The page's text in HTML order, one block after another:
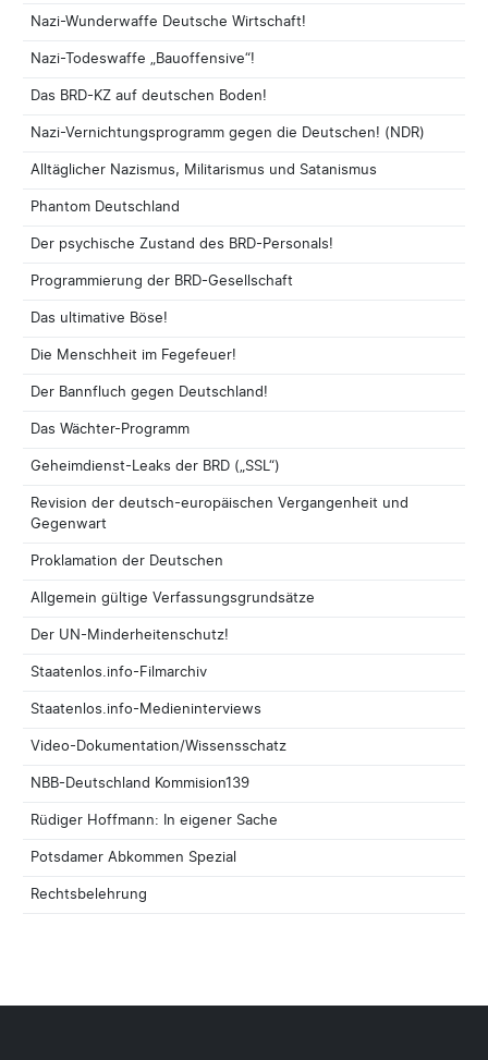
Nazi-Wunderwaffe Deutsche Wirtschaft!
Nazi-Todeswaffe „Bauoffensive“!
Das BRD-KZ auf deutschen Boden!
Nazi-Vernichtungsprogramm gegen die Deutschen! (NDR)
Alltäglicher Nazismus, Militarismus und Satanismus
Phantom Deutschland
Der psychische Zustand des BRD-Personals!
Programmierung der BRD-Gesellschaft
Das ultimative Böse!
Die Menschheit im Fegefeuer!
Der Bannfluch gegen Deutschland!
Das Wächter-Programm
Geheimdienst-Leaks der BRD („SSL“)
Revision der deutsch-europäischen Vergangenheit und
Gegenwart
Proklamation der Deutschen
Allgemein gültige Verfassungsgrundsätze
Der UN-Minderheitenschutz!
Staatenlos.info-Filmarchiv
Staatenlos.info-Medieninterviews
Video-Dokumentation/Wissensschatz
NBB-Deutschland Kommision139
Rüdiger Hoffmann: In eigener Sache
Potsdamer Abkommen Spezial
Rechtsbelehrung